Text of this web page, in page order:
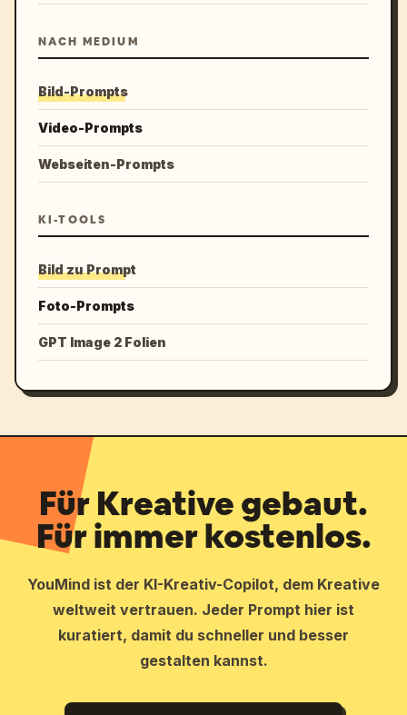
NACH MEDIUM
Bild-Prompts
Video-Prompts
Webseiten-Prompts
KI-TOOLS
Bild zu Prompt
Foto-Prompts
GPT Image 2 Folien
Für Kreative gebaut.
Für immer kostenlos.
YouMind ist der KI-Kreativ-Copilot, dem Kreative
weltweit vertrauen. Jeder Prompt hier ist
kuratiert, damit du schneller und besser
gestalten kannst.